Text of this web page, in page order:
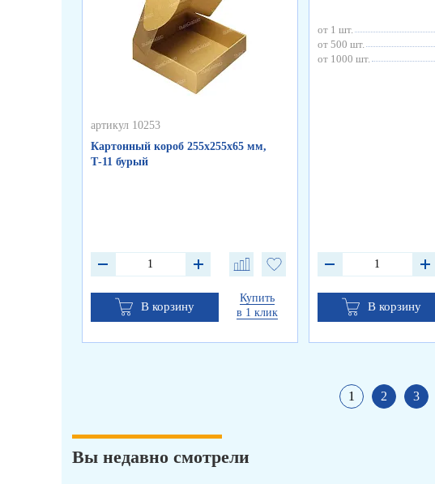
артикул 10253
Картонный короб 255х255х65 мм,
Т-11 бурый
В корзину
Купить
в 1 клик
от 1 шт.
от 500 шт.
от 1000 шт.
В корзину
1 2 3
Вы недавно смотрели